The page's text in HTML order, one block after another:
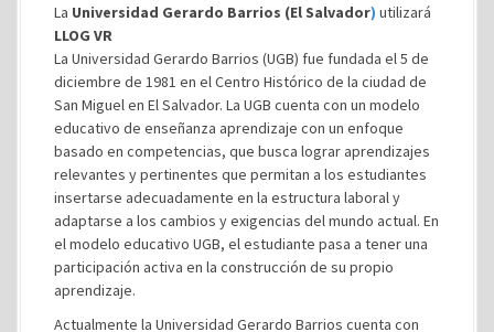
La Universidad Gerardo Barrios (El Salvador) utilizará
LLOG VR
La Universidad Gerardo Barrios (UGB) fue fundada el 5 de
diciembre de 1981 en el Centro Histórico de la ciudad de
San Miguel en El Salvador. La UGB cuenta con un modelo
educativo de enseñanza aprendizaje con un enfoque
basado en competencias, que busca lograr aprendizajes
relevantes y pertinentes que permitan a los estudiantes
insertarse adecuadamente en la estructura laboral y
adaptarse a los cambios y exigencias del mundo actual. En
el modelo educativo UGB, el estudiante pasa a tener una
participación activa en la construcción de su propio
aprendizaje.
Actualmente la Universidad Gerardo Barrios cuenta con